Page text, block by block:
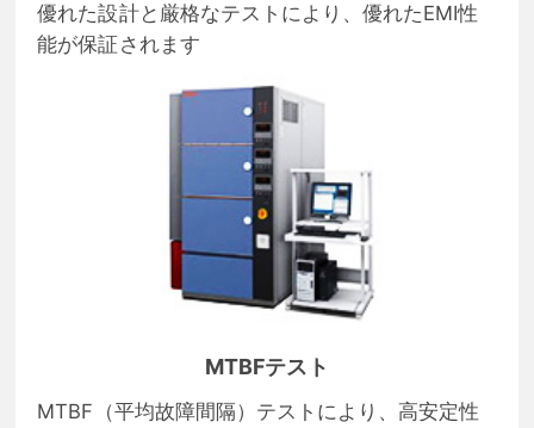
優れた設計と厳格なテストにより、優れたEMI性
能が保証されます
MTBFテスト
MTBF（平均故障間隔）テストにより、高安定性